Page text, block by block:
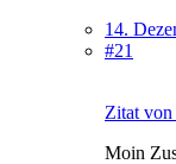
14.
#21
Zitat
Moin